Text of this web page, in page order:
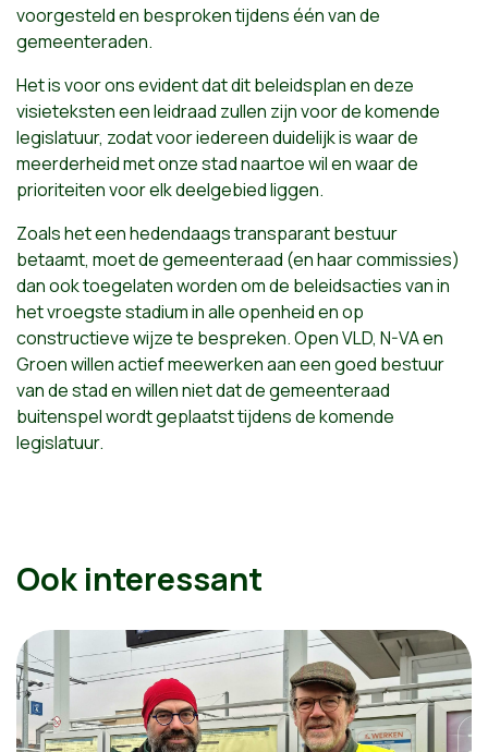
voorgesteld en besproken tijdens één van de
gemeenteraden.
Het is voor ons evident dat dit beleidsplan en deze
visieteksten een leidraad zullen zijn voor de komende
legislatuur, zodat voor iedereen duidelijk is waar de
meerderheid met onze stad naartoe wil en waar de
prioriteiten voor elk deelgebied liggen.
Zoals het een hedendaags transparant bestuur
betaamt, moet de gemeenteraad (en haar commissies)
dan ook toegelaten worden om de beleidsacties van in
het vroegste stadium in alle openheid en op
constructieve wijze te bespreken. Open VLD, N-VA en
Groen willen actief meewerken aan een goed bestuur
van de stad en willen niet dat de gemeenteraad
buitenspel wordt geplaatst tijdens de komende
legislatuur.
Ook interessant